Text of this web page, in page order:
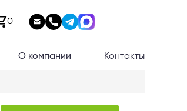
0
О компании Контакты